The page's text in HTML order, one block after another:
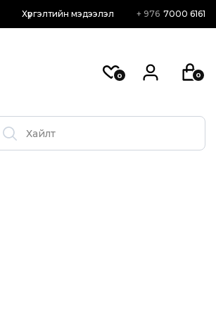
Хүргэлтийн мэдээлэл + 976 7000 6161
0 0